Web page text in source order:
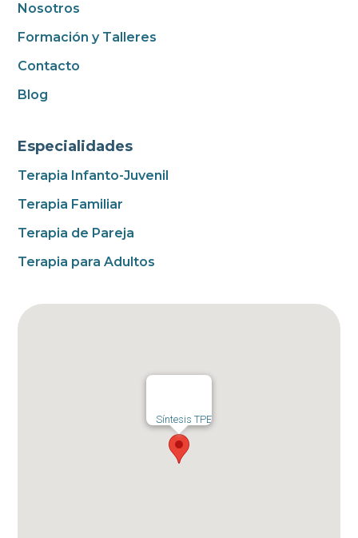
Nosotros
Formación y Talleres
Contacto
Blog
Especialidades
Terapia Infanto-Juvenil
Terapia Familiar
Terapia de Pareja
Terapia para Adultos
Síntesis TPE